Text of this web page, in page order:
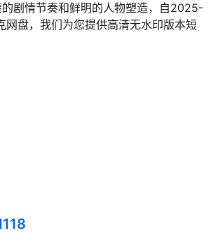
剧情节奏和鲜明的人物塑造，自2025-
盘，我们为您提供高清无水印版本短